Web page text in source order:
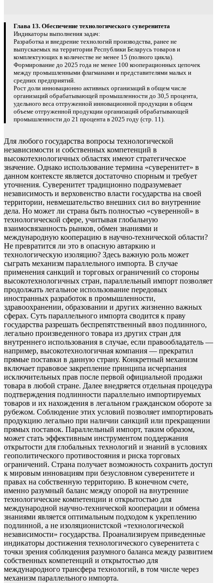
Глава 13. Обеспечение технологического суверенитета
Индикаторы выполнения задач:
Разработка и внедрение технологий производства, ранее не
выпускаемых на территории Республики Беларусь товаров и
комплектующих в количестве не менее 15 (полного цикла).
Формирование до 2025 года не менее 100 кооперационных цепочек
между промышленными флагманами и представителями малых и
средних предприятий.
Рост доли инновационно активных организаций в общем числе
организаций обрабатывающей промышленности до 30,5 процента,
удельного веса отгруженной инновационной продукции в общем
объеме отгруженной продукции организаций обрабатывающей
промышленности до 21 процента в 2025 году (стр. 11).
Для любого государства вопросы технологической
независимости и собственных компетенций в
высокотехнологичных областях имеют стратегическое
значение. Однако использование термина «суверенитет» в
данном контексте является достаточно спорным и требует
уточнения. Суверенитет традиционно подразумевает
независимость и верховенство власти государства на своей
территории, невмешательство внешних сил во внутренние
дела. Но может ли страна быть полностью «суверенной» в
технологической сфере, учитывая глобальную
взаимосвязанность рынков, обмен знаниями и
международную кооперацию в научно-технической области?
Не превратится ли это в опасную автаркию и
технологическую изоляцию? Здесь важную роль может
сыграть механизм параллельного импорта. В случае
применения санкций и торговых ограничений со стороны
высокотехнологичных стран, параллельный импорт позволяет
продолжать легальное использование передовых
иностранных разработок в промышленности,
здравоохранении, образовании и других жизненно важных
сферах. Суть параллельного импорта сводится к праву
государства разрешать беспрепятственный ввоз подлинного,
легально произведенного товара из других стран для
внутреннего использования в случае, если правообладатель —
например, высокотехнологичная компания — прекратил
прямые поставки в данную страну. Конкретный механизм
включает правовое закрепление принципа исчерпания
исключительных прав после первой официальной продажи
товара в любой стране. Далее внедряется отдельная процедура
подтверждения подлинности параллельно импортируемых
товаров и их нахождения в легальном гражданском обороте за
рубежом. Соблюдение этих условий позволяет импортировать
продукцию легально при наличии санкций или прекращении
прямых поставок. Параллельный импорт, таким образом,
может стать эффективным инструментом поддержания
открытости для глобальных технологий и знаний в условиях
геополитического противостояния и риска торговых
ограничений. Страна получает возможность сохранить доступ
к мировым инновациям при безусловном суверенитете и
правах на собственную территорию. В конечном счете,
именно разумный баланс между опорой на внутренние
технологические компетенции и открытостью для
международной научно-технической кооперации и обмена
знаниями является оптимальным подходом к укреплению
подлинной, а не изоляционистской «технологической
независимости» государства. Проанализируем приведенные
индикаторы достижения технологического суверенитета с
точки зрения соблюдения разумного баланса между развитием
собственных компетенций и открытостью для
международного трансфера технологий, в том числе через
механизм параллельного импорта.